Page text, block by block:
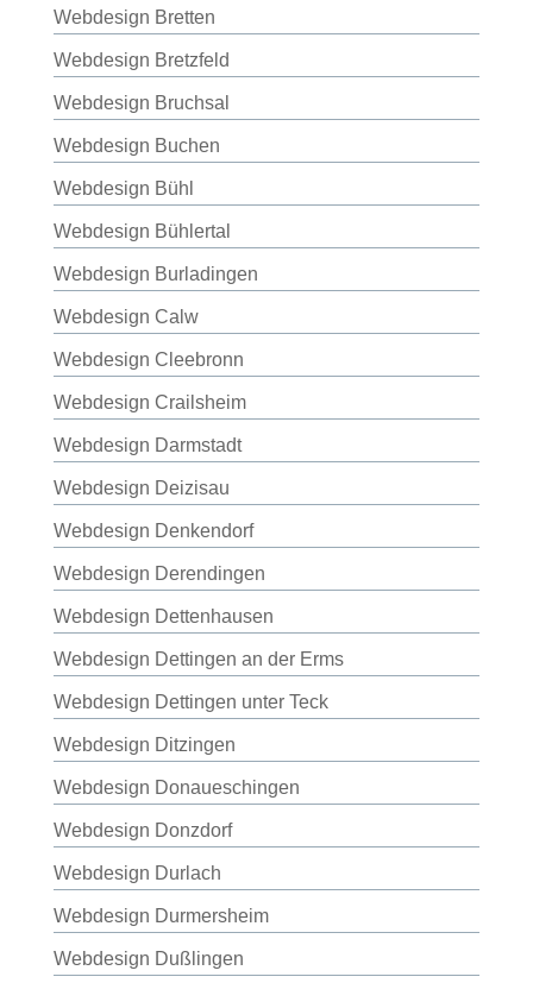
Webdesign Bretten
Webdesign Bretzfeld
Webdesign Bruchsal
Webdesign Buchen
Webdesign Bühl
Webdesign Bühlertal
Webdesign Burladingen
Webdesign Calw
Webdesign Cleebronn
Webdesign Crailsheim
Webdesign Darmstadt
Webdesign Deizisau
Webdesign Denkendorf
Webdesign Derendingen
Webdesign Dettenhausen
Webdesign Dettingen an der Erms
Webdesign Dettingen unter Teck
Webdesign Ditzingen
Webdesign Donaueschingen
Webdesign Donzdorf
Webdesign Durlach
Webdesign Durmersheim
Webdesign Dußlingen